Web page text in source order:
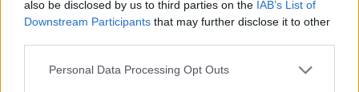
also be disclosed by us to third parties on the IAB’s List of
Downstream Participants that may further disclose it to other
Personal Data Processing Opt Outs